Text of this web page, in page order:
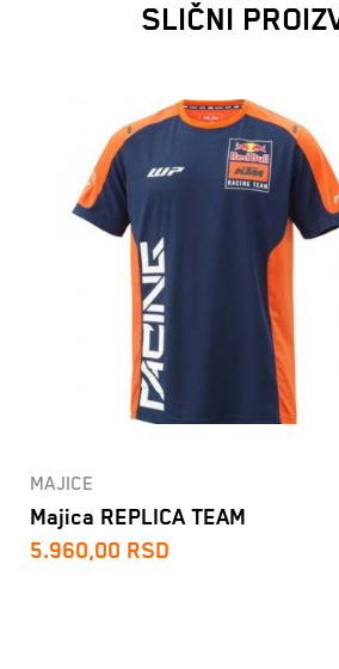
SLIČNI
MAJICE
Majica REPLICA TEAM
5.960,00 RSD